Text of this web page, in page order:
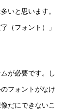
いと思います。
（フォント）」
が必要です。し
フォントがなけ
だにできないこ